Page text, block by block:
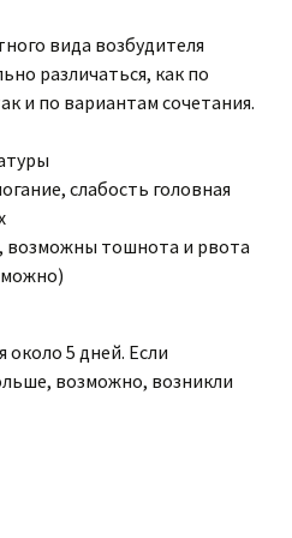
вида возбудителя
различаться, как по
и по вариантам сочетания.
слабость головная
возможны тошнота и рвота
около 5 дней. Если
возможно, возникли